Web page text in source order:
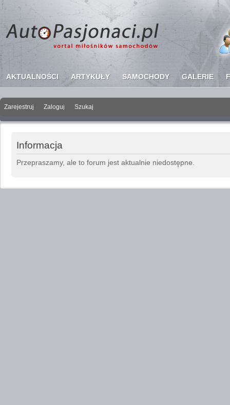
AKTUALNOŚCI ARTYKUŁY SAMOCHODY GALERIE
Zarejestruj Zaloguj Szukaj
Informacja
Przepraszamy, ale to forum jest aktualnie niedostępne.